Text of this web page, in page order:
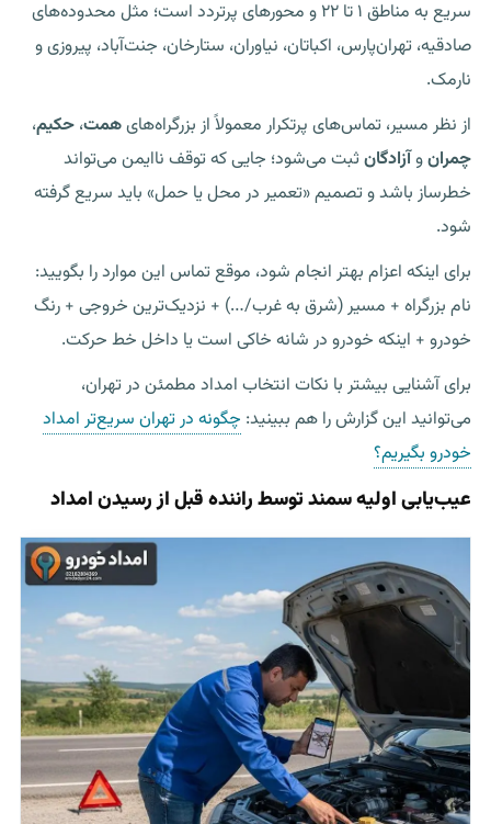
سریع به مناطق ۱ تا ۲۲ و محورهای پرتردد است؛ مثل محدوده‌های
صادقیه، تهران‌پارس، اکباتان، نیاوران، ستارخان، جنت‌آباد، پیروزی و
نارمک.
از نظر مسیر، تماس‌های پرتکرار معمولاً از بزرگراه‌هایهمت، حکیم،
چمرانوآزادگان ثبت می‌شود؛ جایی که توقف ناایمن می‌تواند
خطرساز باشد و تصمیم «تعمیر در محل یا حمل» باید سریع گرفته
شود.
برای اینکه اعزام بهتر انجام شود، موقع تماس این موارد را بگویید:
نام بزرگراه + مسیر (شرق به غرب/…) + نزدیک‌ترین خروجی + رنگ
خودرو + اینکه خودرو در شانه خاکی است یا داخل خط حرکت.
برای آشنایی بیشتر با نکات انتخاب امداد مطمئن در تهران،
می‌توانید این گزارش را هم ببینید: چگونه در تهران سریع‌تر امداد
خودرو بگیریم؟
عیب‌یابی اولیه سمند توسط راننده قبل از رسیدن امداد